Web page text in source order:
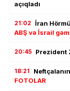
açıqladı
21:02 İran
ABŞ və İsrail
20:45 Prezident
18:21
FOTOLAR